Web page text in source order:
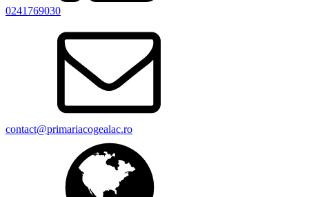
0241769030
contact@primariacogealac.ro